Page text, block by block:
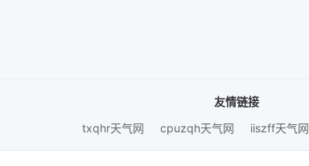
友情链接
txqhr天气网
cpuzqh天气网 iiszff天气网